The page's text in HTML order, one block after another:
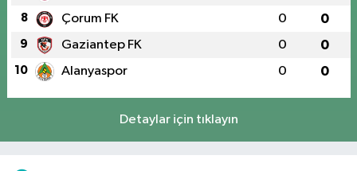
8 Çorum FK 0 0
9 Gaziantep FK 0 0
10 Alanyaspor 0 0
Detaylar için tıklayın